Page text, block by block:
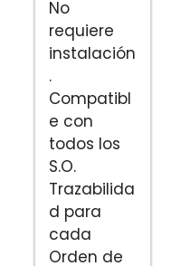
No
requiere
instalación
.
Compatibl
e con
todos los
S.O.
Trazabilida
d para
cada
Orden de